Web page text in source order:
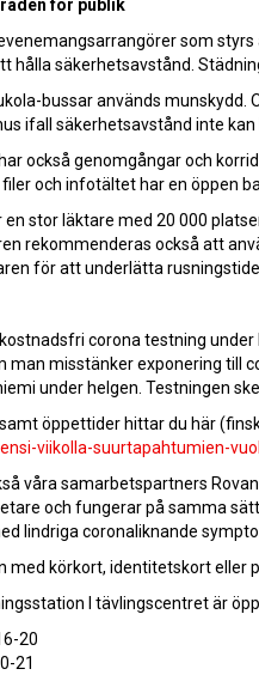
för publik
som
hålla säkerhetsavstånd.
bussar används
ifall säkerhetsavstånd inte kan
också genomgångar och
och infotältet har en öppen
en stor läktare med 20 000
rekommenderas också att
för att underlätta
corona testning
man misstänker exponering till
under helgen. Testningen
öppettider hittar du här
viikolla-suurtapahtumien-
våra samarbetspartners
och fungerar på samma
lindriga coronaliknande
med körkort, identitetskort eller
I tävlingscentret är
20
21